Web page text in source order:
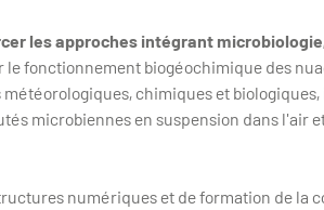
les approches intégrant
le fonctionnement biogéochimique des
chimiques et biologiques,
microbiennes en suspension dans l'air
numériques et de formation de la